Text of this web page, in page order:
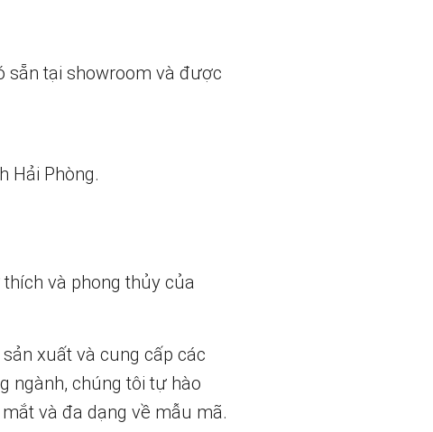
sẵn tại showroom và được
Hải Phòng.
và phong thủy của
xuất và cung cấp các
ngành, chúng tôi tự hào
và đa dạng về mẫu mã.